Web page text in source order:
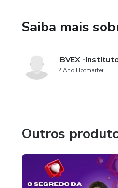
Saiba mais
IBVEX -
2 Ano Hotmarter
Outros